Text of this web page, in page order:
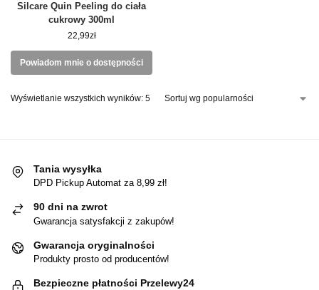
Silcare Quin Peeling do ciała
cukrowy 300ml
22,99zł
Powiadom mnie o dostępności
Wyświetlanie wszystkich wyników: 5
Tania wysyłka
DPD Pickup Automat za 8,99 zł!
90 dni na zwrot
Gwarancja satysfakcji z zakupów!
Gwarancja oryginalności
Produkty prosto od producentów!
Bezpieczne płatności Przelewy24